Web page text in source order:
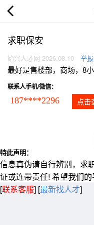
求职保安
始兴人才网 2026.08.10 举报
最好是售楼部，商场，8
联系人手机/微信：
187****2296 点击
特此声明：
信息真伪请自行辨别，求
证或连带责任! 希望我们的
[联系客服] [最新找人才]